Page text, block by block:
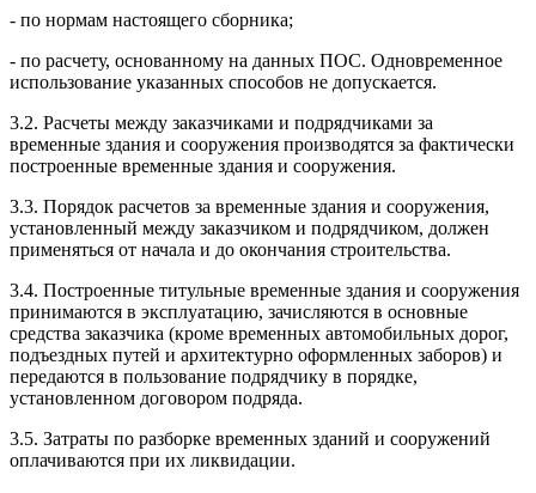
- по нормам настоящего сборника;
- по расчету, основанному на данных ПОС. Одновременное
использование указанных способов не допускается.
3.2. Расчеты между заказчиками и подрядчиками за
временные здания и сооружения производятся за фактически
построенные временные здания и сооружения.
3.3. Порядок расчетов за временные здания и сооружения,
установленный между заказчиком и подрядчиком, должен
применяться от начала и до окончания строительства.
3.4. Построенные титульные временные здания и сооружения
принимаются в эксплуатацию, зачисляются в основные
средства заказчика (кроме временных автомобильных дорог,
подъездных путей и архитектурно оформленных заборов) и
передаются в пользование подрядчику в порядке,
установленном договором подряда.
3.5. Затраты по разборке временных зданий и сооружений
оплачиваются при их ликвидации.